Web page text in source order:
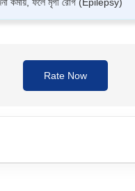
করে ওষুধ বন্ধ করবেন না, এতে খিঁচুনির
Rate Now